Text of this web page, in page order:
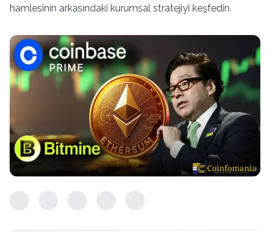
hamlesinin arkasındaki kurumsal stratejiyi keşfedin.